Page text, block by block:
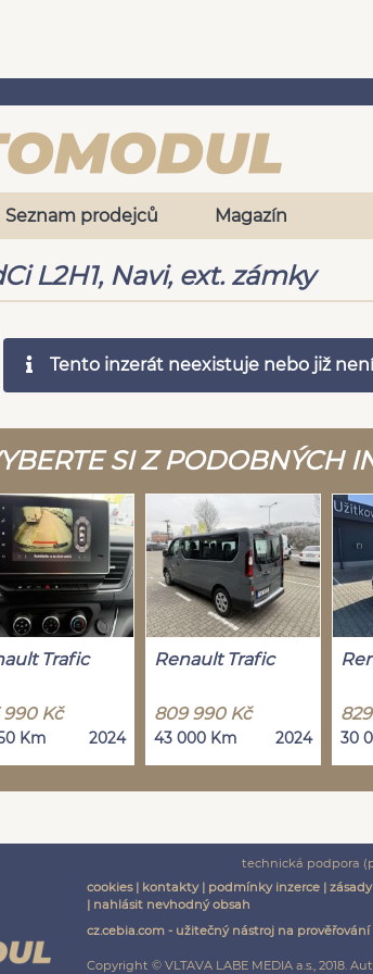
Seznam prodejců Magazín
L2H1, Navi, ext. zámky
Tento inzerát neexistuje nebo již
SI Z PODOBNÝCH
Trafic
990 Kč
Km 2024
Renault Trafic
809 990 Kč
43 000 Km 2024 30
technická podpora
cookies| kontakty| podmínky inzerce|
| nahlásit nevhodný obsah
cz.cebia.com - užitečný nástroj na
Copyright © VLTAVA LABE MEDIA a.s., 2018.